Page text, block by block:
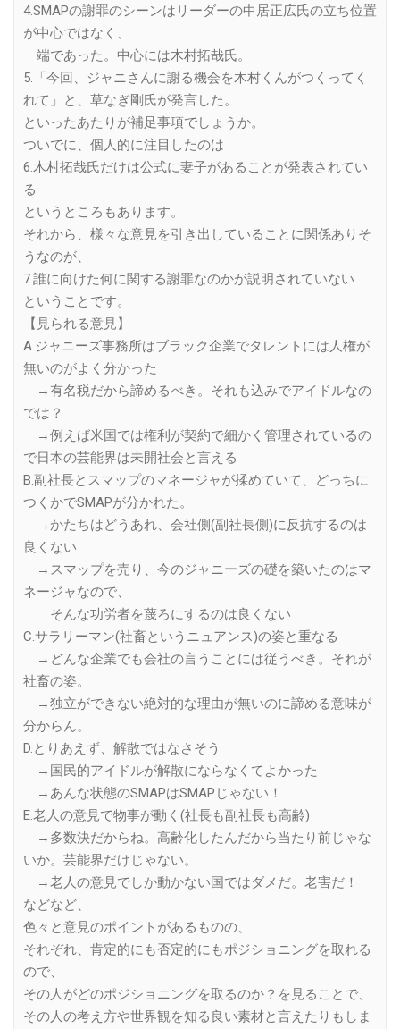
4.SMAPの謝罪のシーンはリーダーの中居正広氏の立ち位置
が中心ではなく、
端であった。中心には木村拓哉氏。
5.「今回、ジャニさんに謝る機会を木村くんがつくってく
れて」と、草なぎ剛氏が発言した。
といったあたりが補足事項でしょうか。
ついでに、個人的に注目したのは
6.木村拓哉氏だけは公式に妻子があることが発表されてい
る
というところもあります。
それから、様々な意見を引き出していることに関係ありそ
うなのが、
7.誰に向けた何に関する謝罪なのかが説明されていない
ということです。
【見られる意見】
A.ジャニーズ事務所はブラック企業でタレントには人権が
無いのがよく分かった
→有名税だから諦めるべき。それも込みでアイドルなの
では？
→例えば米国では権利が契約で細かく管理されているの
で日本の芸能界は未開社会と言える
B.副社長とスマップのマネージャが揉めていて、どっちに
つくかでSMAPが分かれた。
→かたちはどうあれ、会社側(副社長側)に反抗するのは
良くない
→スマップを売り、今のジャニーズの礎を築いたのはマ
ネージャなので、
そんな功労者を蔑ろにするのは良くない
C.サラリーマン(社畜というニュアンス)の姿と重なる
→どんな企業でも会社の言うことには従うべき。それが
社畜の姿。
→独立ができない絶対的な理由が無いのに諦める意味が
分からん。
D.とりあえず、解散ではなさそう
→国民的アイドルが解散にならなくてよかった
→あんな状態のSMAPはSMAPじゃない！
E.老人の意見で物事が動く(社長も副社長も高齢)
→多数決だからね。高齢化したんだから当たり前じゃな
いか。芸能界だけじゃない。
→老人の意見でしか動かない国ではダメだ。老害だ！
などなど、
色々と意見のポイントがあるものの、
それぞれ、肯定的にも否定的にもポジショニングを取れる
ので、
その人がどのポジショニングを取るのか？を見ることで、
その人の考え方や世界観を知る良い素材と言えたりもしま